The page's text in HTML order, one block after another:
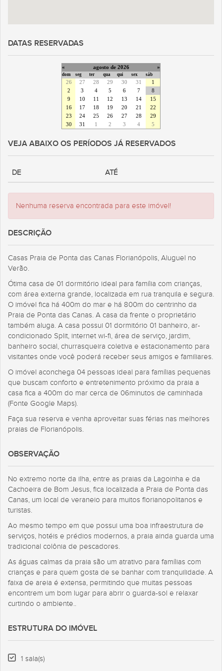
DATAS RESERVADAS
« agosto de 2026 »
dom seg ter qua qui sex sáb
26 27 28 29 30 31
1
2
3 4 5 6 7
8
9
10 11 12 13 14
15
16
17 18 19 20 21
22
23
24 25 26 27 28
29
30
31 1 2 3 4 5
VEJA ABAIXO OS PERÍODOS JÁ RESERVADOS
DE ATÉ
Nenhuma reserva encontrada para este imóvel!
DESCRIÇÃO
Casas Praia de Ponta das Canas Florianópolis, Aluguel no
Verão.
Ótima casa de 01 dormitório ideal para família com crianças,
com área externa grande, localizada em rua tranquila e segura.
O imóvel fica há 400m do mar e há 800m do centrinho da
Praia de Ponta das Canas. A casa da frente o proprietário
também aluga. A casa possui 01 dormitório 01 banheiro, ar-
condicionado Split, internet wi-fi, área de serviço, jardim,
banheiro social, churrasqueira coletiva e estacionamento para
visitantes onde você poderá receber seus amigos e familiares.
O imóvel aconchega 04 pessoas ideal para famílias pequenas
que buscam conforto e entretenimento próximo da praia a
casa fica a 400m do mar cerca de 06minutos de caminhada
(Fonte Google Maps).
Faça sua reserva e venha aproveitar suas férias nas melhores
praias de Florianópolis.
OBSERVAÇÃO
No extremo norte da ilha, entre as praias da Lagoinha e da
Cachoeira de Bom Jesus, fica localizada a Praia de Ponta das
Canas, um local de veraneio para muitos florianopolitanos e
turistas.
Ao mesmo tempo em que possui uma boa infraestrutura de
serviços, hotéis e prédios modernos, a praia ainda guarda uma
tradicional colônia de pescadores.
As águas calmas da praia são um atrativo para famílias com
crianças e para quem gosta de se banhar com tranquilidade. A
faixa de areia é extensa, permitindo que muitas pessoas
encontrem um bom lugar para abrir o guarda-sol e relaxar
curtindo o ambiente..
ESTRUTURA DO IMÓVEL
1 sala(s)